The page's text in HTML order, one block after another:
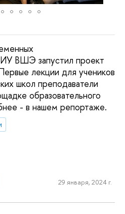
ВШЭ запустил проект
лекции для учеников
школ преподаватели
образовательного
- в нашем репортаже.
29 января, 2024 г.